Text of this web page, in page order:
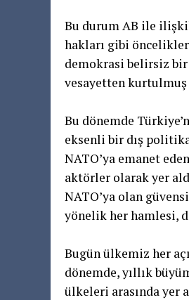
Bu durum AB ile
hakları gibi
demokrasi belirsiz bir
vesayetten
Bu dönemde
eksenli bir dış
NATO’ya emanet
aktörler olarak yer
NATO’ya olan
yönelik her hamlesi,
Bugün ülkemiz her
dönemde, yıllık
ülkeleri arasında yer